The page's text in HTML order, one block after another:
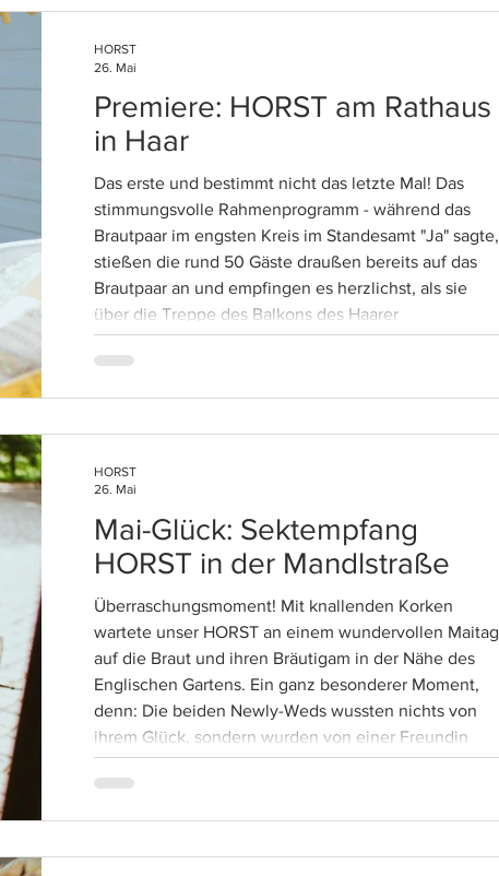
Premiere: HORST am Rathaus
in Haar
Das erste und bestimmt nicht das letzte Mal! Das
stimmungsvolle Rahmenprogramm - während das
Brautpaar im engsten Kreis im Standesamt "Ja" sagte,
stießen die rund 50 Gäste draußen bereits auf das
Brautpaar an und empfingen es herzlichst, als sie
über die Treppe des Balkons des Haarer
Standesamtes nach draußen kamen! Und die einzige
Frage, die wir uns zwischen Prosecco und Prisecco
HORST
26. Mai
Mai-Glück: Sektempfang
HORST in der Mandlstraße
Überraschungsmoment! Mit knallenden Korken
wartete unser HORST an einem wundervollen Maitag
auf die Braut und ihren Bräutigam in der Nähe des
Englischen Gartens. Ein ganz besonderer Moment,
denn: Die beiden Newly-Weds wussten nichts von
ihrem Glück, sondern wurden von einer Freundin
überrascht! Ausgelassen feierten die rund 20 Gäste!
Liebe Beatrice, lieber Joshua, es war uns Fest und
HORST
26. Mai